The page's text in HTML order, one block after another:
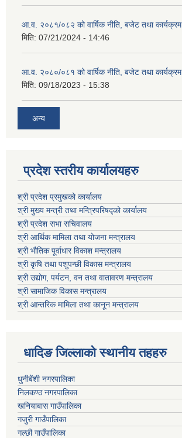
आ.व. २०८१/०८२ को वार्षिक नीति, बजेट तथा कार्यक्रम
मिति: 07/21/2024 - 14:46
आ.व. २०८०/०८१ को वार्षिक नीति, बजेट तथा कार्यक्रम
मिति: 09/18/2023 - 15:38
अन्य
प्रदेश स्तरीय कार्यालयहरु
श्री प्रदेश प्रमुखको कार्यालय
श्री मुख्य मन्त्री तथा मन्त्रिपरिषद्को कार्यालय
श्री प्रदेश सभा सचिवालय
श्री आर्थिक मामिला तथा योजना मन्त्रालय
श्री भौतिक पूर्वाधार विकाश मन्त्रालय
श्री कृषि तथा पशुपन्छी विकास मन्त्रालय
श्री उद्योग, पर्यटन, वन तथा वातावरण मन्त्रालय
श्री सामाजिक विकास मन्त्रालय
श्री आन्तरिक मामिला तथा कानून मन्त्रालय
धादिङ जिल्लाकाे स्थानीय तहहरु
धुनीबेंशी नगरपालिका
निलकण्ठ नगरपालिका
खनियाबास गाउँपालिका
गजुरी गाउँपालिका
गल्छी गाउँपालिका